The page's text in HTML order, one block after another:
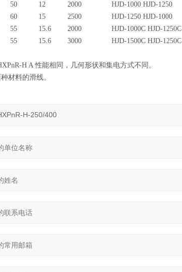
50 12 2000
HJD-1000 HJD-1250
60 15 2500
HJD-1250 HJD-1000
55 15.6 2000
HJD-1000C HJD-1250C
55 15.6 3000
HJD-1500C HJD-1250C
H A 性能相同，几何形状和集电方式不同。
材料的滑线。